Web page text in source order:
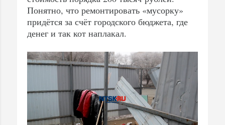
Понятно, что ремонтировать «мусорку»
придётся за счёт городского бюджета, где
денег и так кот наплакал.